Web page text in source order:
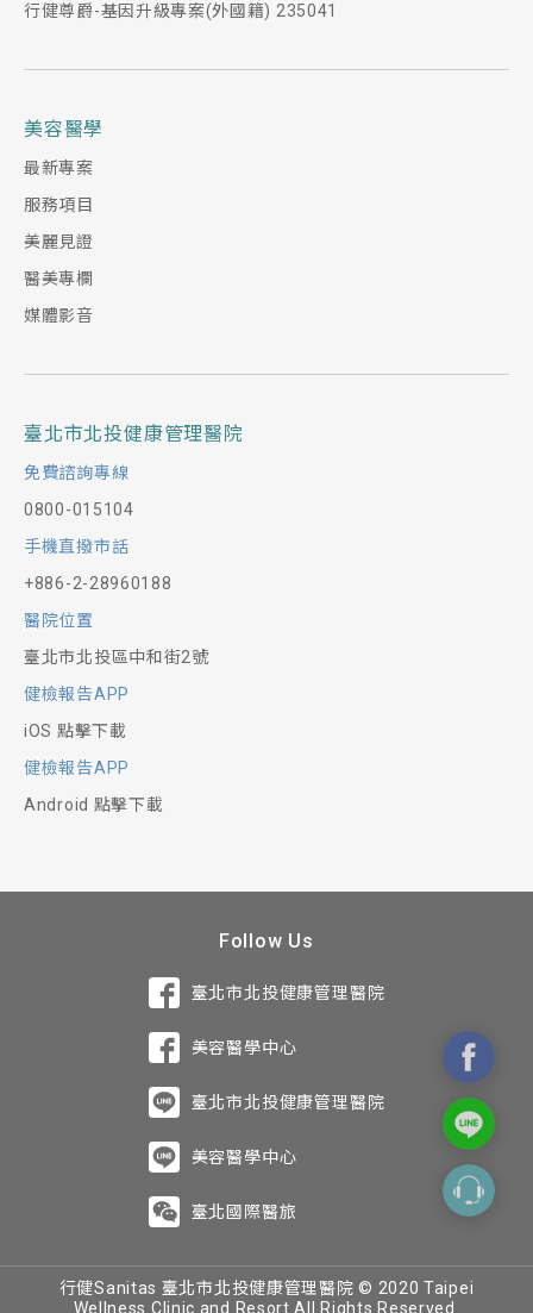
行健尊爵-基因升級專案(外國籍) 235041
美容醫學
最新專案
服務項目
美麗見證
醫美專欄
媒體影音
臺北市北投健康管理醫院
免費諮詢專線
0800-015104
手機直撥市話
+886-2-28960188
醫院位置
臺北市北投區中和街2號
健檢報告APP
iOS 點擊下載
健檢報告APP
Android 點擊下載
Follow Us
臺北市北投健康管理醫院
美容醫學中心
臺北市北投健康管理醫院
美容醫學中心
臺北國際醫旅
行健Sanitas 臺北市北投健康管理醫院 © 2020 Taipei
Wellness Clinic and Resort All Rights Reserved.